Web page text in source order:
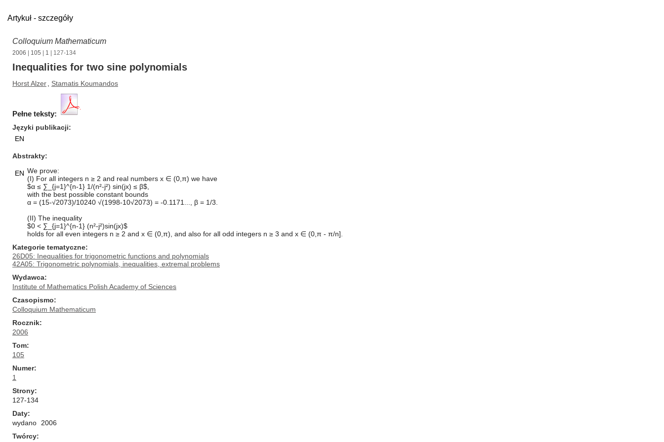
Artykuł - szczegóły
Colloquium Mathematicum
2006 105 1 | 127-134
Inequalities for two sine polynomials
Horst Alzer Stamatis Koumandos
Pełne teksty:
Języki publikacji
EN
Abstrakty
EN We prove:
(I) For all integers n ≥ 2 and real numbers x ∈ (0,π) we have
$α ≤ ∑_{j=1}^{n-1} 1/(n²-j²) sin(jx) ≤ β$,
with the best possible constant bounds
α = (15-√2073)/10240 √(1998-10√2073) = -0.1171..., β = 1/3.
(II) The inequality
$0 < ∑_{j=1}^{n-1} (n²-j²)sin(jx)$
holds for all even integers n ≥ 2 and x ∈ (0,π), and also for all odd integers n ≥ 3 and x ∈ (0,π - π/n].
Kategorie tematyczne
26D05: Inequalities for trigonometric functions and polynomials
42A05: Trigonometric polynomials, inequalities, extremal problems
Wydawca
Institute of Mathematics Polish Academy of Sciences
Czasopismo
Colloquium Mathematicum
Rocznik
2006
Tom
105
Numer
1
Strony
127-134
Daty
wydano
2006
Twórcy